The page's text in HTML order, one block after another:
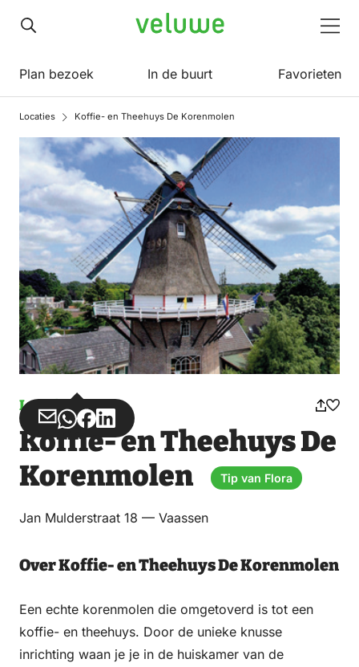
Veluwe
Plan bezoek In de buurt Favorieten
Locaties Koffie- en Theehuys De Korenmolen
Lunchroom
Deel
via
Email
Deel
via
Deel
op
Deel
op
Koffie- en Theehuys De
Korenmolen
Tip van Flora
Jan Mulderstraat 18 — Vaassen
Over Koffie- en Theehuys De Korenmolen
Een echte korenmolen die omgetoverd is tot een
koffie- en theehuys. Door de unieke knusse
inrichting waan je je in de huiskamer van de